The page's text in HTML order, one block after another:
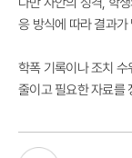
응 방식에 따라 결과가
학폭 기록이나 조치
줄이고 필요한 자료를